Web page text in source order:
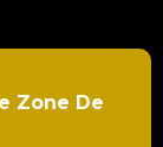
Zone De